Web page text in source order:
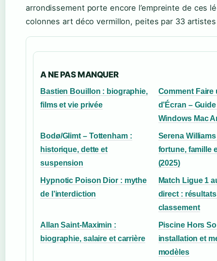
arrondissement porte encore l’empreinte de ces
colonnes art déco vermillon, peites par 33 artistes
A NE PAS MANQUER
Bastien Bouillon : biographie,
films et vie privée
Comment Faire
d’Écran –
Windows Mac
Bodø/Glimt – Tottenham :
historique, dette et
suspension
Serena
fortune, famille
(2025)
Hypnotic Poison Dior : mythe
de l’interdiction
Match Ligue 1
direct :
classement
Allan Saint-Maximin :
biographie, salaire et carrière
Piscine Hors
installation et
modèles